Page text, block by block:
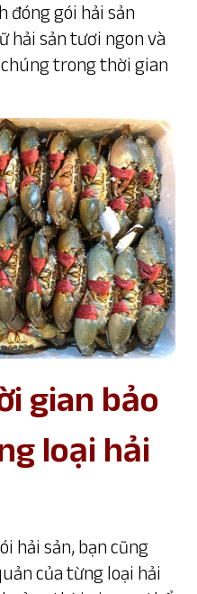
đóng gói hải sản
hải sản tươi ngon và
trong thời gian
gian bảo
loại hải
hải sản, bạn cũng
của từng loại hải